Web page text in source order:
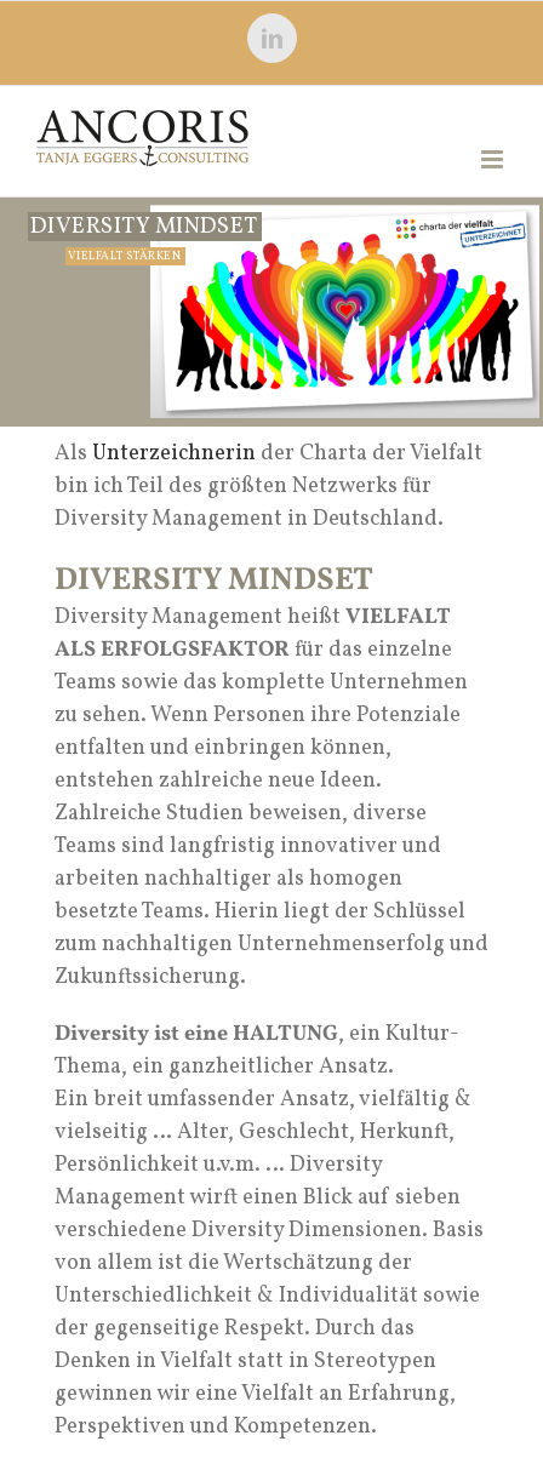
springen
LinkedIn
VIELFALT STÄRKEN.
DIVERSITY MINDSET
Als Unterzeichnerin der Charta der Vielfalt
bin ich Teil des größten Netzwerks für
Diversity Management in Deutschland.
DIVERSITY MINDSET
Diversity Management heißt VIELFALT
ALS ERFOLGSFAKTORfür das einzelne
Teams sowie das komplette Unternehmen
zu sehen. Wenn Personen ihre Potenziale
entfalten und einbringen können,
entstehen zahlreiche neue Ideen.
Zahlreiche Studien beweisen, diverse
Teams sind langfristig innovativer und
arbeiten nachhaltiger als homogen
besetzte Teams. Hierin liegt der Schlüssel
zum nachhaltigen Unternehmenserfolg und
Zukunftssicherung.
Diversity ist eine HALTUNG, ein Kultur-
Thema, ein ganzheitlicher Ansatz.
Ein breit umfassender Ansatz, vielfältig &
vielseitig … Alter, Geschlecht, Herkunft,
Persönlichkeit u.v.m. … Diversity
Management wirft einen Blick auf sieben
verschiedene Diversity Dimensionen. Basis
von allem ist die Wertschätzung der
Unterschiedlichkeit & Individualität sowie
der gegenseitige Respekt. Durch das
Denken in Vielfalt statt in Stereotypen
gewinnen wir eine Vielfalt an Erfahrung,
Perspektiven und Kompetenzen.